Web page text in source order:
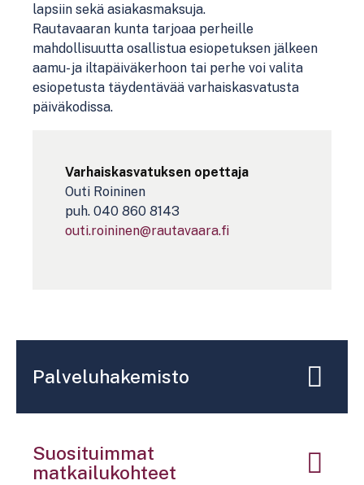
lapsiin sekä asiakasmaksuja.
Rautavaaran kunta tarjoaa perheille
mahdollisuutta osallistua esiopetuksen jälkeen
aamu- ja iltapäiväkerhoon tai perhe voi valita
esiopetusta täydentävää varhaiskasvatusta
päiväkodissa.
Varhaiskasvatuksen opettaja
Outi Roininen
puh. 040 860 8143
outi.roininen­@rautavaara.fi
Palveluhakemisto
Suosituimmat
matkailukohteet